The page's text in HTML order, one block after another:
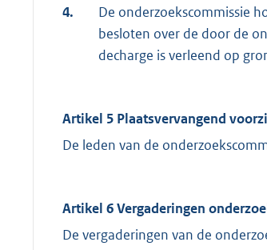
4.
De onderzoekscommissie
besloten over de door de
decharge is verleend op
Artikel 5 Plaatsvervangend
De leden van de
Artikel 6 Vergaderingen
De vergaderingen van de